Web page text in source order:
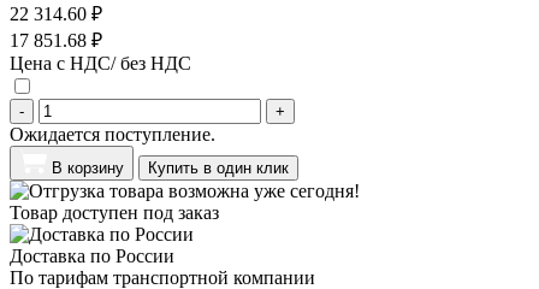
22 314.60 ₽
17 851.68 ₽
Цена с НДС/ без НДС
- +
Ожидается поступление.
В корзину Купить в один клик
Товар доступен под заказ
Доставка по России
По тарифам транспортной компании